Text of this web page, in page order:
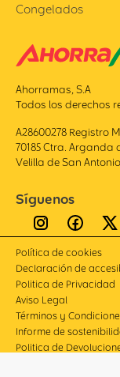
Congelados
Ahorramas, S.A
Todos los derechos
A28600278 Registro
70185 Ctra. Arganda
Velilla de San
Síguenos
Política de cookies
Declaración de
Politica de Privacidad
Aviso Legal
Términos y
Informe de
Politica de